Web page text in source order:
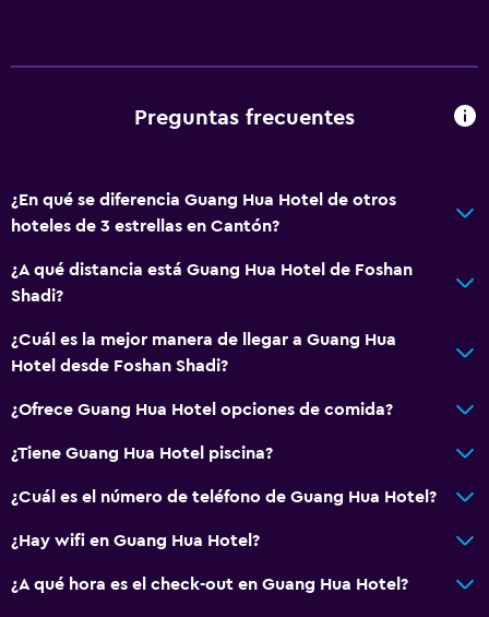
Preguntas frecuentes
¿En qué se diferencia Guang Hua Hotel de otros
hoteles de 3 estrellas en Cantón?
¿A qué distancia está Guang Hua Hotel de Foshan
Shadi?
¿Cuál es la mejor manera de llegar a Guang Hua
Hotel desde Foshan Shadi?
¿Ofrece Guang Hua Hotel opciones de comida?
¿Tiene Guang Hua Hotel piscina?
¿Cuál es el número de teléfono de Guang Hua Hotel?
¿Hay wifi en Guang Hua Hotel?
¿A qué hora es el check-out en Guang Hua Hotel?